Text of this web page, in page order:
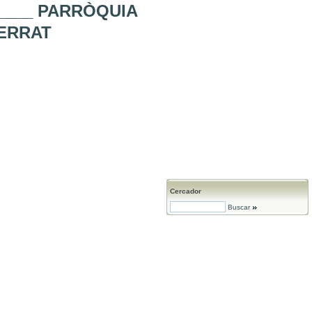
PARRÒQUIA
Cercador
Buscar